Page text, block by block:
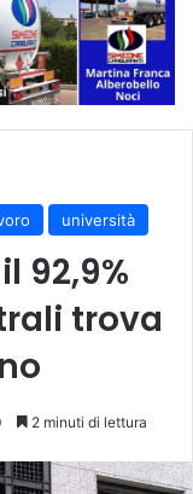
università
92,9%
trova
2 minuti di lettura